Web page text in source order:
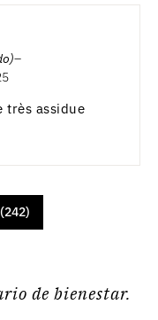
très assidue
de bienestar.